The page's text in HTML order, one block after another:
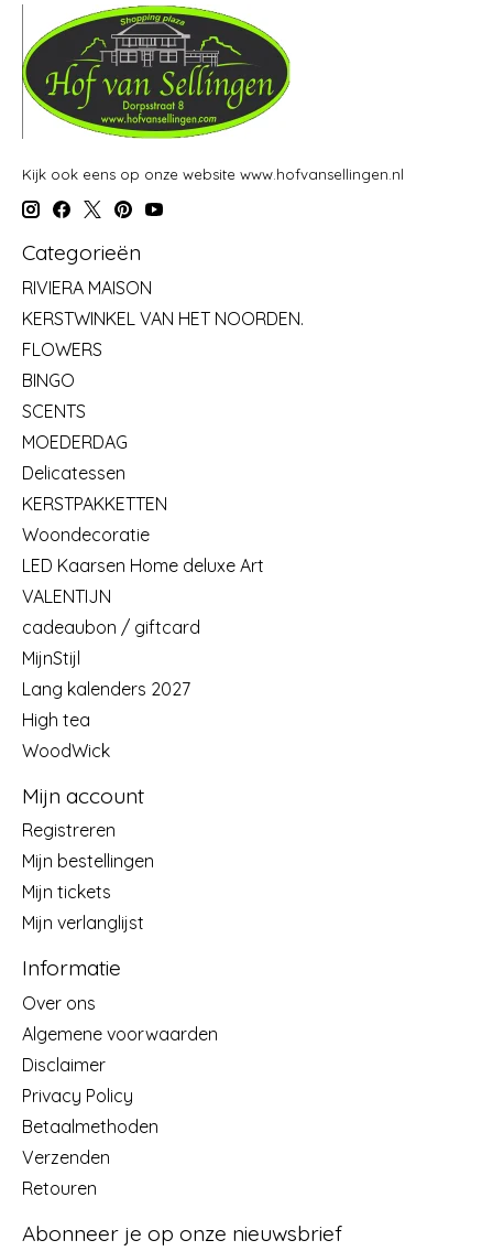
Kijk ook eens op onze website www.hofvansellingen.nl
Categorieën
RIVIERA MAISON
KERSTWINKEL VAN HET NOORDEN.
FLOWERS
BINGO
SCENTS
MOEDERDAG
Delicatessen
KERSTPAKKETTEN
Woondecoratie
LED Kaarsen Home deluxe Art
VALENTIJN
cadeaubon / giftcard
MijnStijl
Lang kalenders 2027
High tea
WoodWick
Mijn account
Registreren
Mijn bestellingen
Mijn tickets
Mijn verlanglijst
Informatie
Over ons
Algemene voorwaarden
Disclaimer
Privacy Policy
Betaalmethoden
Verzenden
Retouren
Abonneer je op onze nieuwsbrief